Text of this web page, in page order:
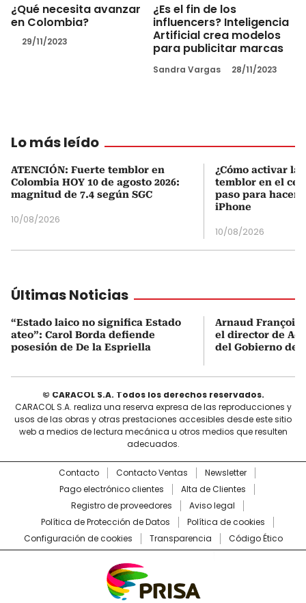
¿Qué necesita avanzar
en Colombia?
29/11/2023
¿Es el fin de los
influencers? Inteligencia
Artificial crea modelos
para publicitar marcas
Sandra Vargas 28/11/2023
Lo más leído
ATENCIÓN: Fuerte temblor en
Colombia HOY 10 de agosto 2026:
magnitud de 7.4 según SGC
10/08/2026
¿Cómo activar la
temblor en el
paso para
iPhone
10/08/2026
Últimas Noticias
“Estado laico no significa Estado
ateo”: Carol Borda defiende
posesión de De la Espriella
Arnaud François
el director de
del Gobierno de
© CARACOL S.A. Todos los derechos reservados.
CARACOL S.A. realiza una reserva expresa de las reproducciones y
usos de las obras y otras prestaciones accesibles desde este sitio
web a medios de lectura mecánica u otros medios que resulten
adecuados.
Contacto Contacto Ventas
Newsletter
Pago electrónico clientes
Alta de Clientes
Registro de proveedores
Aviso legal
Política de Protección de Datos
Política de cookies
Configuración de cookies
Transparencia Código Ético